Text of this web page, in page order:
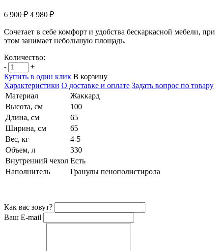
6 900 ₽ 4 980 ₽
Сочетает в себе комфорт и удобства бескаркасной мебели, при
этом занимает небольшую площадь.
Количество:
-
+
Купить в один клик В корзину
Характеристики О доставке и оплате Задать вопрос по товару
Материал
Жаккард
Высота, см
100
Длина, см
65
Ширина, см
65
Вес, кг
4-5
Объем, л
330
Внутренний чехол Есть
Наполнитель
Гранулы пенополистирола
Как вас зовут?
Ваш E-mail